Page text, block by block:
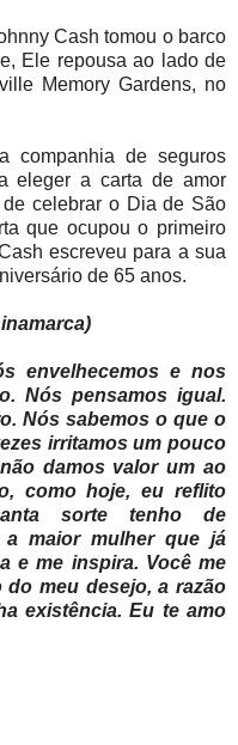
Cash tomou o barco
Ele repousa ao lado de
Memory Gardens, no
companhia de seguros
eleger a carta de amor
celebrar o Dia de São
que ocupou o primeiro
escreveu para a sua
de 65 anos.
envelhecemos e nos
Nós pensamos igual.
Nós sabemos o que o
irritamos um pouco
damos valor um ao
como hoje, eu reflito
sorte tenho de
maior mulher que já
e me inspira. Você me
meu desejo, a razão
existência. Eu te amo